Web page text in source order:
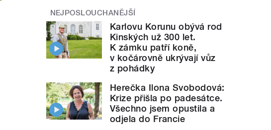
NEJPOSLOUCHANĚJŠÍ
Karlovu Korunu obývá rod
Kinských už 300 let.
K zámku patří koně,
v kočárovně ukrývají vůz
z pohádky
Herečka Ilona Svobodová:
Krize přišla po padesátce.
Všechno jsem opustila a
odjela do Francie